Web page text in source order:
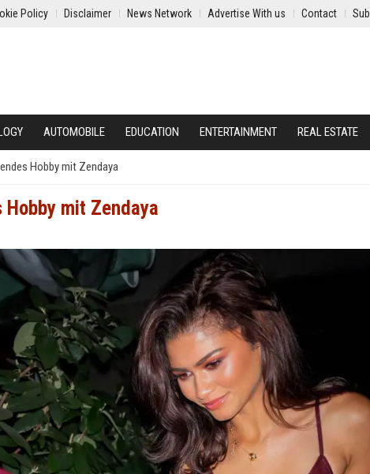
Policy Disclaimer News Network Advertise With us Contact
AUTOMOBILE EDUCATION ENTERTAINMENT REAL ESTATE
Hobby mit Zendaya
mit Zendaya